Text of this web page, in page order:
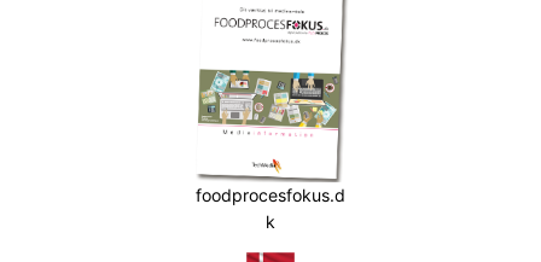
foodprocesfokus.d
k